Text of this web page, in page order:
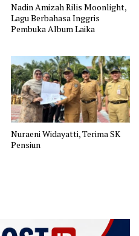
Nadin Amizah Rilis Moonlight,
Lagu Berbahasa Inggris
Pembuka Album Laika
Nuraeni Widayatti, Terima SK
Pensiun